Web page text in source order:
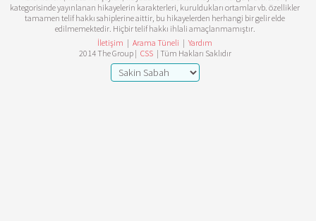
kategorisinde yayınlanan hikayelerin karakterleri, kuruldukları ortamlar vb. özellikler
tamamen telif hakkı sahiplerine aittir, bu hikayelerden herhangi bir gelir elde
edilmemektedir. Hiçbir telif hakkı ihlali amaçlanmamıştır.
İletişim | Arama Tüneli | Yardım
2014 The Group | CSS | Tüm Hakları Saklıdır